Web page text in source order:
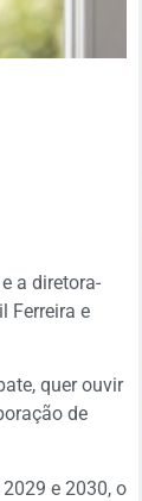
a diretora-
Ferreira e
quer ouvir
de
e 2030, o